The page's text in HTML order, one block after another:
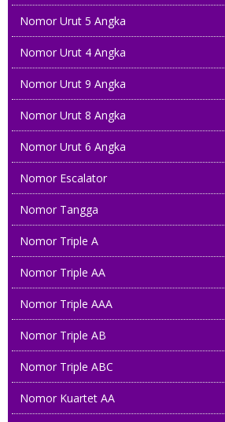
Nomor Urut 5 Angka
Nomor Urut 4 Angka
Nomor Urut 9 Angka
Nomor Urut 8 Angka
Nomor Urut 6 Angka
Nomor Escalator
Nomor Tangga
Nomor Triple A
Nomor Triple AA
Nomor Triple AAA
Nomor Triple AB
Nomor Triple ABC
Nomor Kuartet AA